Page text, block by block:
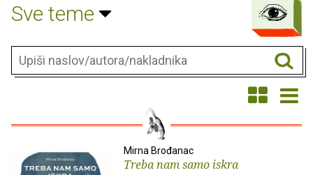
Sve teme
Mirna Brođanac
Treba nam samo iskra